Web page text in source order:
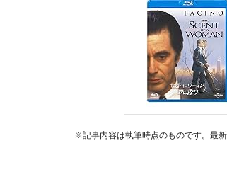
※記事内容は執筆時点のものです。最新